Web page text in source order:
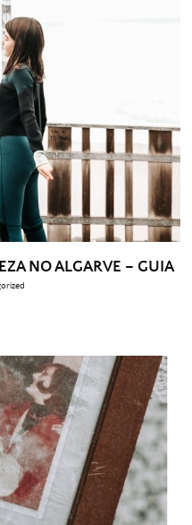
NO ALGARVE – GUIA